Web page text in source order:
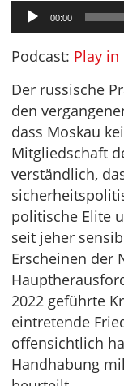
Audio-
Player
00:00
Podcast: Play
Der russische
den
dass Moskau
Mitgliedschaft
verständlich,
politische Elite
seit jeher
Erscheinen der
2022 geführte
eintretende
offensichtlich
Handhabung